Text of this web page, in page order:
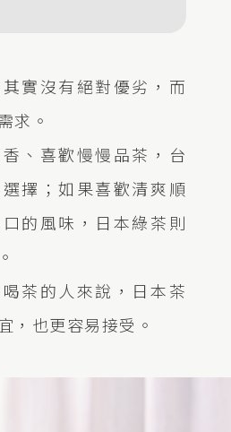
實沒有絕對優劣，而
求。
、喜歡慢慢品茶，台
擇；如果喜歡清爽順
的風味，日本綠茶則
茶的人來說，日本茶
，也更容易接受。